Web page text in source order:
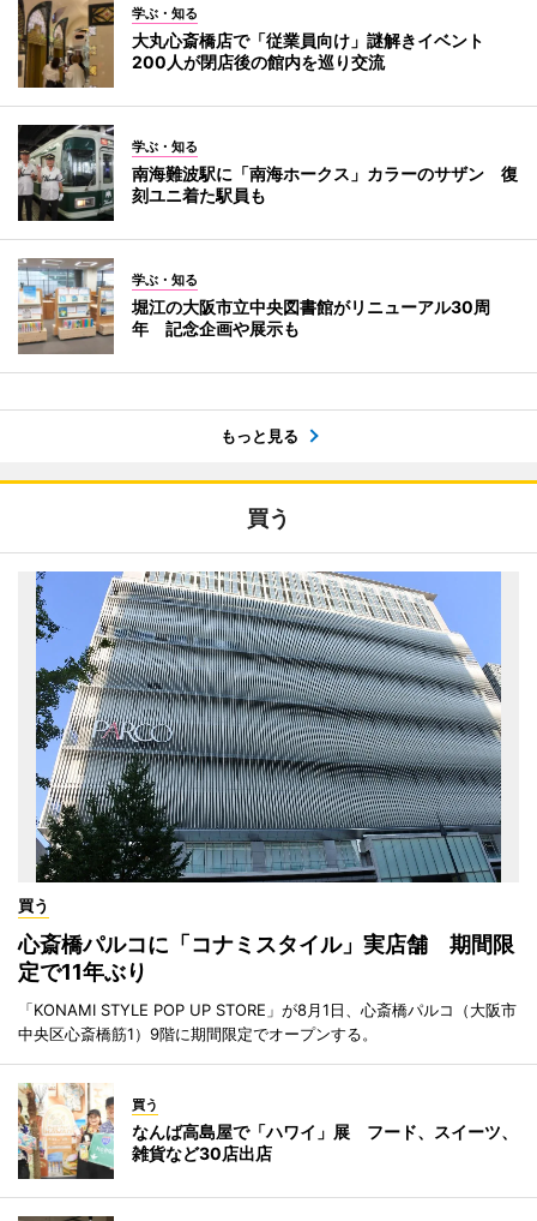
学ぶ・知る
大丸心斎橋店で「従業員向け」謎解きイベント
200人が閉店後の館内を巡り交流
学ぶ・知る
南海難波駅に「南海ホークス」カラーのサザン 復
刻ユニ着た駅員も
学ぶ・知る
堀江の大阪市立中央図書館がリニューアル30周
年 記念企画や展示も
もっと見る
買う
買う
心斎橋パルコに「コナミスタイル」実店舗 期間限
定で11年ぶり
「KONAMI STYLE POP UP STORE」が8月1日、心斎橋パルコ（大阪市
中央区心斎橋筋1）9階に期間限定でオープンする。
買う
なんば高島屋で「ハワイ」展 フード、スイーツ、
雑貨など30店出店